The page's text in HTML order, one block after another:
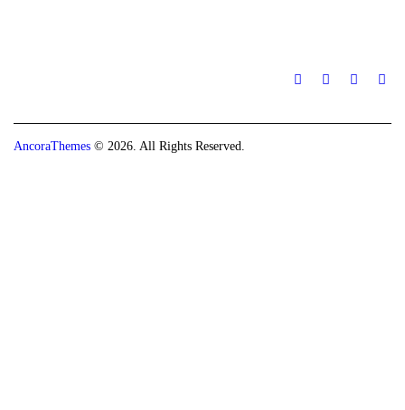
AncoraThemes © 2026. All Rights Reserved.